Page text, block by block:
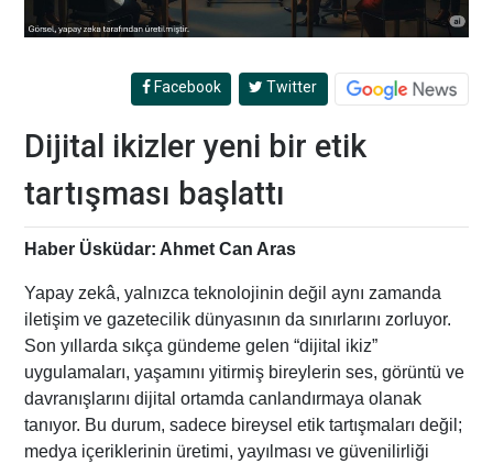
Facebook Twitter
Dijital ikizler yeni bir etik
tartışması başlattı
Haber Üsküdar: Ahmet Can Aras
Yapay zekâ, yalnızca teknolojinin değil aynı zamanda
iletişim ve gazetecilik dünyasının da sınırlarını zorluyor.
Son yıllarda sıkça gündeme gelen “dijital ikiz”
uygulamaları, yaşamını yitirmiş bireylerin ses, görüntü ve
davranışlarını dijital ortamda canlandırmaya olanak
tanıyor. Bu durum, sadece bireysel etik tartışmaları değil;
medya içeriklerinin üretimi, yayılması ve güvenilirliği